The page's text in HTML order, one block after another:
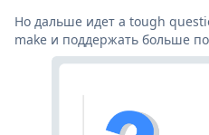
Но дальше идет a tough
make и поддержать больше